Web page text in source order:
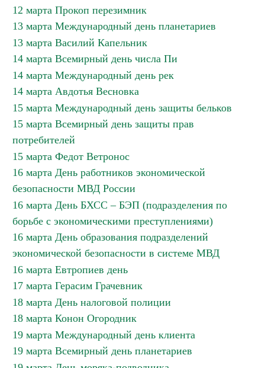
12 марта Прокоп перезимник
13 марта Международный день планетариев
13 марта Василий Капельник
14 марта Всемирный день числа Пи
14 марта Международный день рек
14 марта Авдотья Весновка
15 марта Международный день защиты бельков
15 марта Всемирный день защиты прав
потребителей
15 марта Федот Ветронос
16 марта День работников экономической
безопасности МВД России
16 марта День БХСС – БЭП (подразделения по
борьбе с экономическими преступлениями)
16 марта День образования подразделений
экономической безопасности в системе МВД
16 марта Евтропиев день
17 марта Герасим Грачевник
18 марта День налоговой полиции
18 марта Конон Огородник
19 марта Международный день клиента
19 марта Всемирный день планетариев